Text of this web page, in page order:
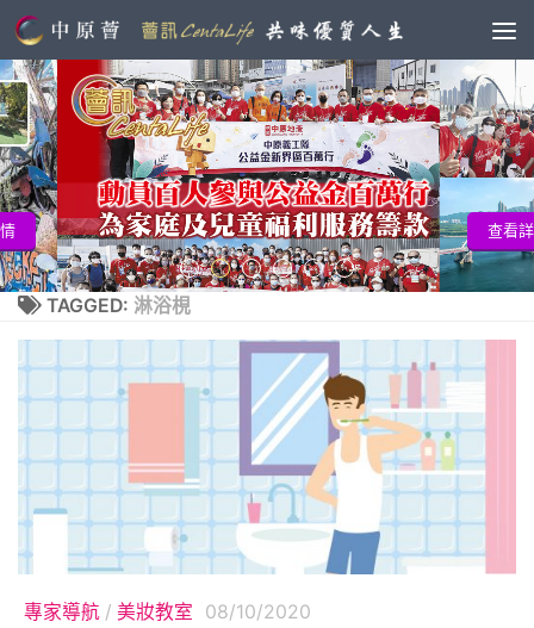
查看詳情
TAGGED: 淋浴梘
專家導航/ 美妝教室 08/10/2020